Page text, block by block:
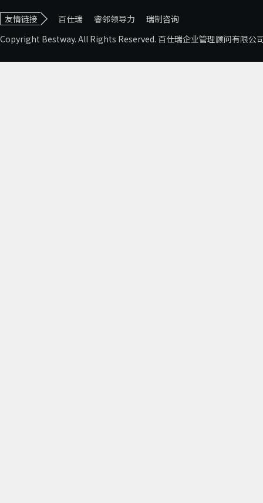
友情链接 百仕瑞 睿邻领导力
瑞制咨询
Copyright Bestway. All Rights Reserved. 百仕瑞企业管理顾问有限公